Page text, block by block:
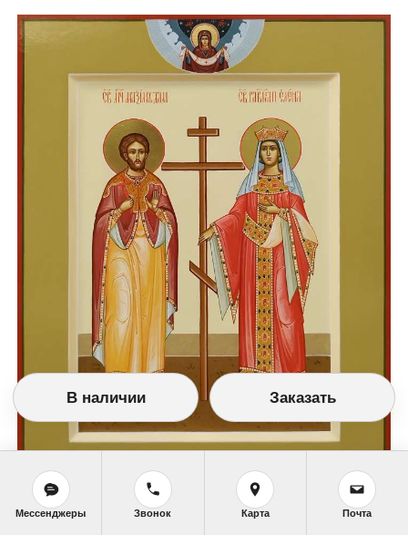
№8663. (21х28см. Дерево, позолота, темпера.)
В наличии Заказать
Мессенджеры Звонок Карта Почта